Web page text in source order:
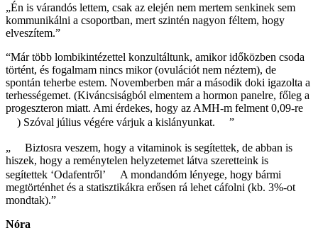
„Én is várandós lettem, csak az elején nem mertem senkinek sem
kommunikálni a csoportban, mert szintén nagyon féltem, hogy
elveszítem.”
“Már több lombikintézettel konzultáltunk, amikor időközben csoda
történt, és fogalmam nincs mikor (ovulációt nem néztem), de
spontán teherbe estem. Novemberben már a második doki igazolta a
terhességemet. (Kiváncsiságból elmentem a hormon panelre, főleg a
progeszteron miatt. Ami érdekes, hogy az AMH-m felment 0,09-re
) Szóval július végére várjuk a kislányunkat.
”
„
Biztosra veszem, hogy a vitaminok is segítettek, de abban is
hiszek, hogy a reménytelen helyzetemet látva szeretteink is
segítettek ‘Odafentről’
A mondandóm lényege, hogy bármi
megtörténhet és a statisztikákra erősen rá lehet cáfolni (kb. 3%-ot
mondtak).”
Nóra